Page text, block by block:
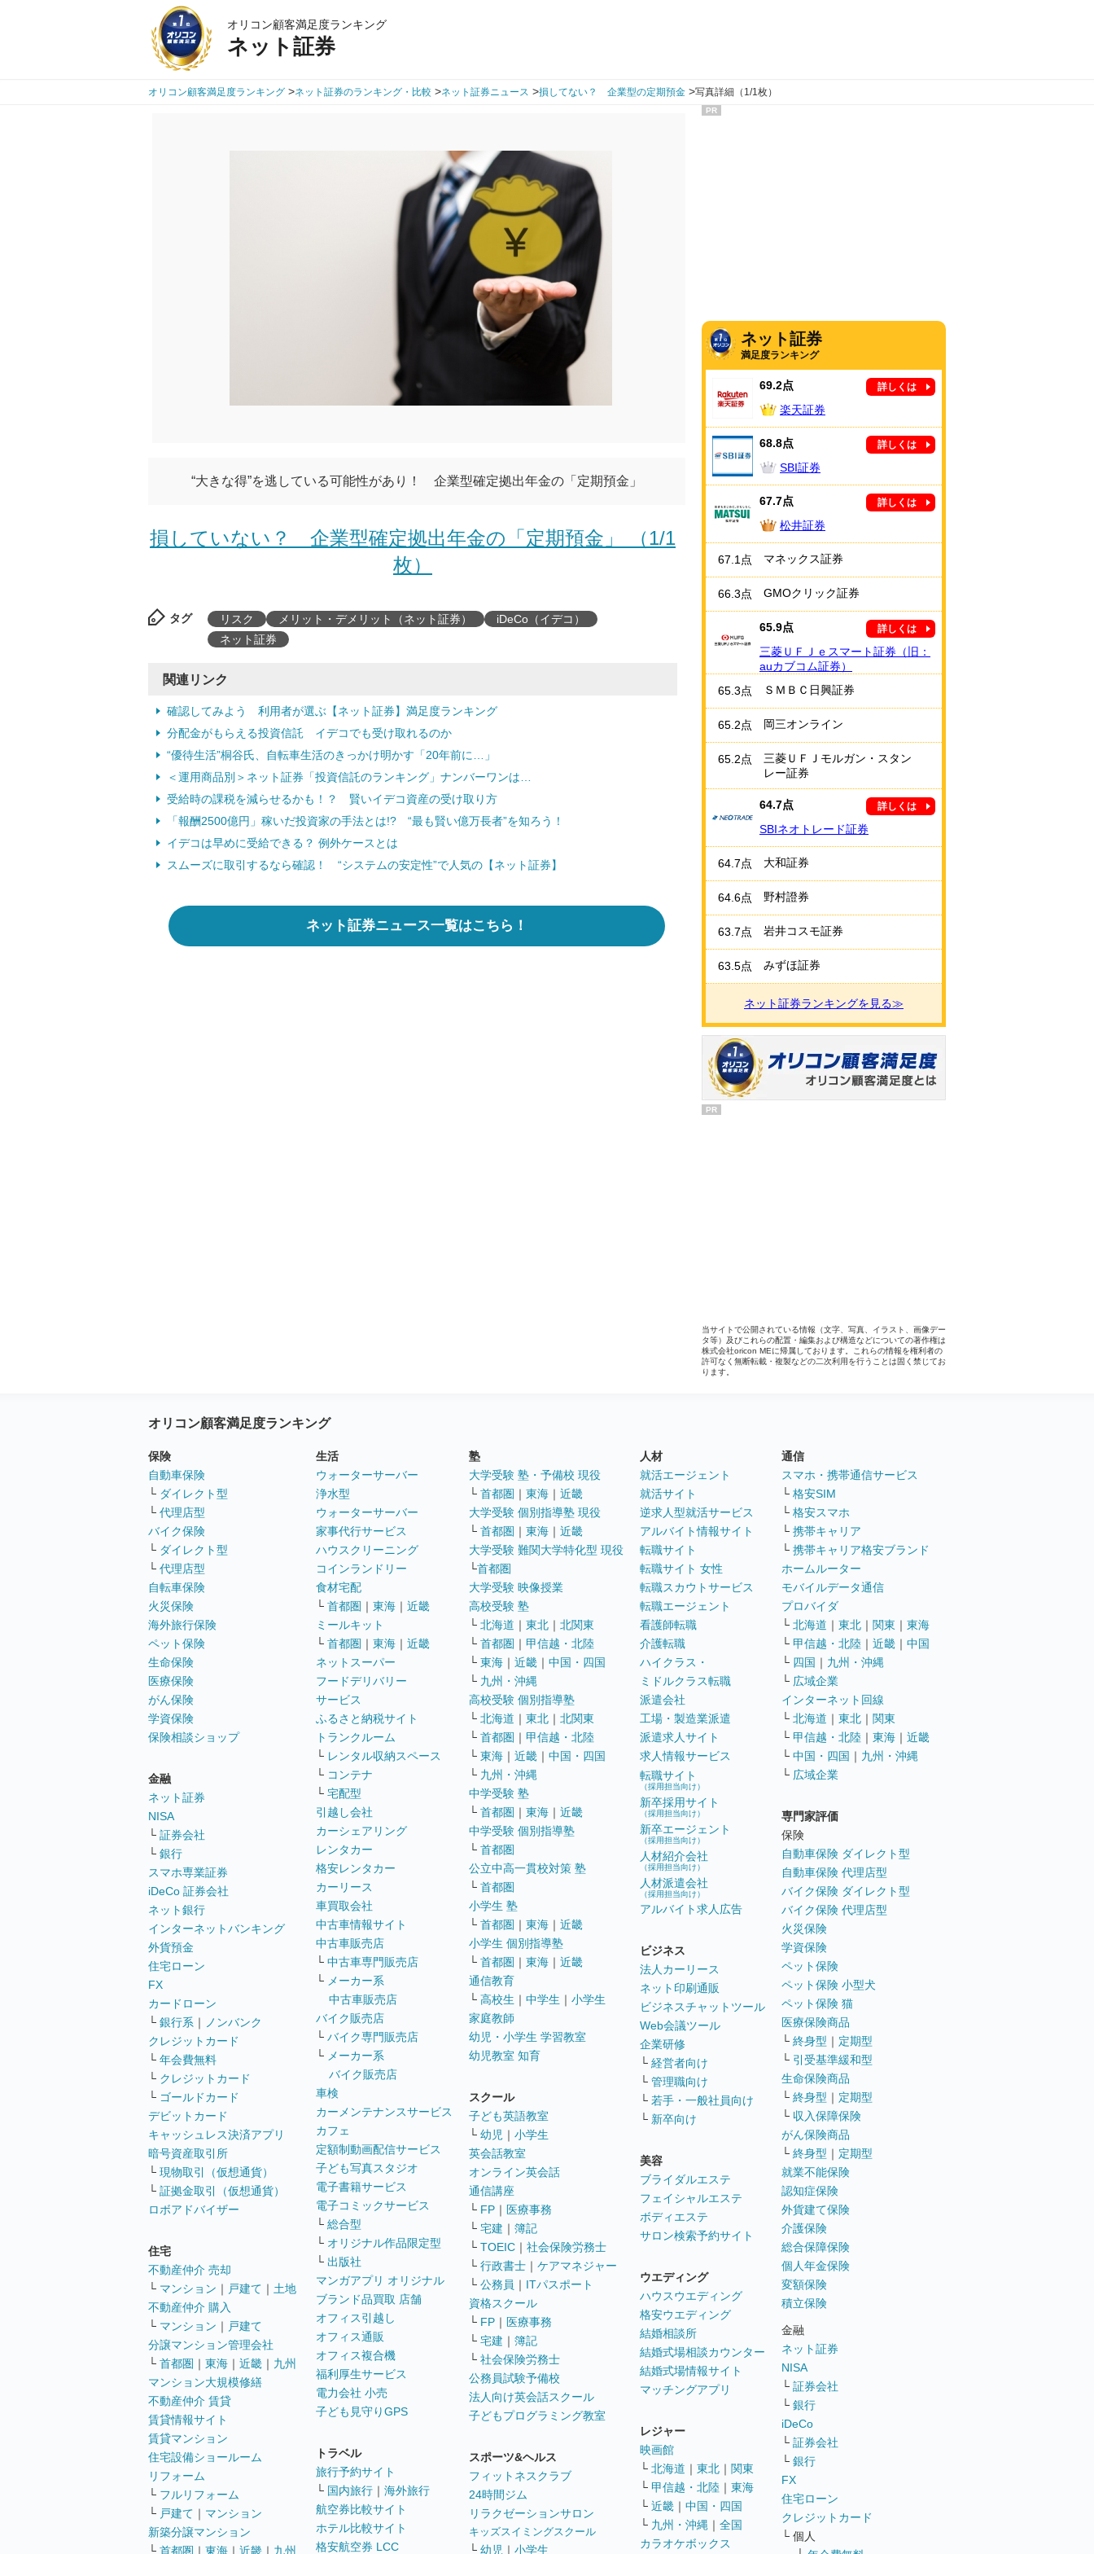
オリコン顧客満足度ランキング
ネット証券
オリコン顧客満足度ランキング >ネット証券のランキング・比較 >ネット証券ニュース >損してない？ 企業型の定期預金 >写真詳細（1/1枚）
“大きな得”を逃している可能性があり！ 企業型確定拠出年金の「定期預金」
損していない？ 企業型確定拠出年金の「定期預金」 （1/1
枚）
タグ リスク メリット・デメリット（ネット証券）
iDeCo（イデコ）
ネット証券
関連リンク
確認してみよう 利用者が選ぶ【ネット証券】満足度ランキング
分配金がもらえる投資信託 イデコでも受け取れるのか
“優待生活”桐谷氏、自転車生活のきっかけ明かす「20年前に…」
＜運用商品別＞ネット証券「投資信託のランキング」ナンバーワンは…
受給時の課税を減らせるかも！？ 賢いイデコ資産の受け取り方
「報酬2500億円」稼いだ投資家の手法とは!? “最も賢い億万長者”を知ろう！
イデコは早めに受給できる？ 例外ケースとは
スムーズに取引するなら確認！ “システムの安定性”で人気の【ネット証券】
ネット証券ニュース一覧はこちら！
PR
ネット証券
満足度ランキング
69.2点 詳しくは
楽天証券
68.8点 詳しくは
SBI証券
67.7点 詳しくは
松井証券
67.1点 マネックス証券
66.3点 GMOクリック証券
65.9点 詳しくは
三菱ＵＦＪｅスマート証券（旧：
auカブコム証券）
65.3点
ＳＭＢＣ日興証券
65.2点 岡三オンライン
65.2点
三菱ＵＦＪモルガン・スタン
レー証券
64.7点 詳しくは
SBIネオトレード証券
64.7点 大和証券
64.6点 野村證券
63.7点 岩井コスモ証券
63.5点 みずほ証券
ネット証券ランキングを見る≫
PR
当サイトで公開されている情報（文字、写真、イラスト、画像デー
タ等）及びこれらの配置・編集および構造などについての著作権は
株式会社oricon MEに帰属しております。これらの情報を権利者の
許可なく無断転載・複製などの二次利用を行うことは固く禁じてお
ります。
オリコン顧客満足度ランキング
保険
自動車保険
└ ダイレクト型
└ 代理店型
バイク保険
└ ダイレクト型
└ 代理店型
自転車保険
火災保険
海外旅行保険
ペット保険
生命保険
医療保険
がん保険
学資保険
保険相談ショップ
金融
ネット証券
NISA
└ 証券会社
└ 銀行
スマホ専業証券
iDeCo 証券会社
ネット銀行
インターネットバンキング
外貨預金
住宅ローン
FX
カードローン
└ 銀行系 ｜
ノンバンク
クレジットカード
└ 年会費無料
└ クレジットカード
└ ゴールドカード
デビットカード
キャッシュレス決済アプリ
暗号資産取引所
└ 現物取引（仮想通貨）
└ 証拠金取引（仮想通貨）
ロボアドバイザー
住宅
不動産仲介 売却
└ マンション ｜ 戸建て ｜ 土地
不動産仲介 購入
└ マンション ｜ 戸建て
分譲マンション管理会社
└ 首都圏 ｜ 東海 ｜ 近畿 ｜ 九州
マンション大規模修繕
不動産仲介 賃貸
賃貸情報サイト
賃貸マンション
住宅設備ショールーム
リフォーム
└ フルリフォーム
└ 戸建て ｜ マンション
新築分譲マンション
└ 首都圏 ｜ 東海 ｜ 近畿 ｜ 九州
生活
ウォーターサーバー
浄水型
ウォーターサーバー
家事代行サービス
ハウスクリーニング
コインランドリー
食材宅配
└ 首都圏 ｜ 東海 ｜ 近畿
ミールキット
└ 首都圏 ｜ 東海 ｜ 近畿
ネットスーパー
フードデリバリー
サービス
ふるさと納税サイト
トランクルーム
└ レンタル収納スペース
└ コンテナ
└ 宅配型
引越し会社
カーシェアリング
レンタカー
格安レンタカー
カーリース
車買取会社
中古車情報サイト
中古車販売店
└ 中古車専門販売店
└ メーカー系
中古車販売店
バイク販売店
└ バイク専門販売店
└ メーカー系
バイク販売店
車検
カーメンテナンスサービス
カフェ
定額制動画配信サービス
子ども写真スタジオ
電子書籍サービス
電子コミックサービス
└ 総合型
└ オリジナル作品限定型
└ 出版社
マンガアプリ オリジナル
ブランド品買取 店舗
オフィス引越し
オフィス通販
オフィス複合機
福利厚生サービス
電力会社 小売
子ども見守りGPS
トラベル
旅行予約サイト
└ 国内旅行 ｜ 海外旅行
航空券比較サイト
ホテル比較サイト
格安航空券 LCC
塾
大学受験 塾・予備校 現役
└ 首都圏 ｜ 東海 ｜ 近畿
大学受験 個別指導塾 現役
└ 首都圏 ｜ 東海 ｜ 近畿
大学受験 難関大学特化型 現役
└首都圏
大学受験 映像授業
高校受験 塾
└ 北海道 ｜ 東北 ｜ 北関東
└ 首都圏 ｜ 甲信越・北陸
└ 東海 ｜ 近畿 ｜ 中国・四国
└ 九州・沖縄
高校受験 個別指導塾
└ 北海道 ｜ 東北 ｜ 北関東
└ 首都圏 ｜ 甲信越・北陸
└ 東海 ｜ 近畿 ｜ 中国・四国
└ 九州・沖縄
中学受験 塾
└ 首都圏 ｜ 東海 ｜ 近畿
中学受験 個別指導塾
└ 首都圏
公立中高一貫校対策 塾
└ 首都圏
小学生 塾
└ 首都圏 ｜ 東海 ｜ 近畿
小学生 個別指導塾
└ 首都圏 ｜ 東海 ｜ 近畿
通信教育
└ 高校生 ｜ 中学生 ｜ 小学生
家庭教師
幼児・小学生 学習教室
幼児教室 知育
スクール
子ども英語教室
└ 幼児 ｜ 小学生
英会話教室
オンライン英会話
通信講座
└ FP ｜ 医療事務
└ 宅建 ｜ 簿記
└ TOEIC ｜ 社会保険労務士
└ 行政書士 ｜ ケアマネジャー
└ 公務員 ｜ ITパスポート
資格スクール
└ FP ｜ 医療事務
└ 宅建 ｜ 簿記
└ 社会保険労務士
公務員試験予備校
法人向け英会話スクール
子どもプログラミング教室
スポーツ&ヘルス
フィットネスクラブ
24時間ジム
リラクゼーションサロン
キッズスイミングスクール
└ 幼児 ｜ 小学生
人材
就活エージェント
就活サイト
逆求人型就活サービス
アルバイト情報サイト
転職サイト
転職サイト 女性
転職スカウトサービス
転職エージェント
看護師転職
介護転職
ハイクラス・
ミドルクラス転職
派遣会社
工場・製造業派遣
派遣求人サイト
求人情報サービス
転職サイト
（採用担当向け）
新卒採用サイト
（採用担当向け）
新卒エージェント
（採用担当向け）
人材紹介会社
（採用担当向け）
人材派遣会社
（採用担当向け）
アルバイト求人広告
ビジネス
法人カーリース
ネット印刷通販
ビジネスチャットツール
Web会議ツール
企業研修
└ 経営者向け
└ 管理職向け
└ 若手・一般社員向け
└ 新卒向け
美容
ブライダルエステ
フェイシャルエステ
ボディエステ
サロン検索予約サイト
ウエディング
ハウスウエディング
格安ウエディング
結婚相談所
結婚式場相談カウンター
結婚式場情報サイト
マッチングアプリ
レジャー
映画館
└ 北海道 ｜ 東北 ｜ 関東
└ 甲信越・北陸 ｜ 東海
└ 近畿 ｜ 中国・四国
└ 九州・沖縄 ｜ 全国
カラオケボックス
通信
スマホ・携帯通信サービス
└ 格安SIM
└ 格安スマホ
└ 携帯キャリア
└ 携帯キャリア格安ブランド
ホームルーター
モバイルデータ通信
プロバイダ
└ 北海道 ｜ 東北 ｜ 関東 ｜ 東海
└ 甲信越・北陸 ｜ 近畿 ｜ 中国
└ 四国 ｜ 九州・沖縄
└ 広域企業
インターネット回線
└ 北海道 ｜ 東北 ｜ 関東
└ 甲信越・北陸 ｜ 東海 ｜ 近畿
└ 中国・四国 ｜ 九州・沖縄
└ 広域企業
専門家評価
保険
自動車保険 ダイレクト型
自動車保険 代理店型
バイク保険 ダイレクト型
バイク保険 代理店型
火災保険
学資保険
ペット保険
ペット保険 小型犬
ペット保険 猫
医療保険商品
└ 終身型 ｜ 定期型
└ 引受基準緩和型
生命保険商品
└ 終身型 ｜ 定期型
└ 収入保障保険
がん保険商品
└ 終身型 ｜ 定期型
就業不能保険
認知症保険
外貨建て保険
介護保険
総合保障保険
個人年金保険
変額保険
積立保険
金融
ネット証券
NISA
└ 証券会社
└ 銀行
iDeCo
└ 証券会社
└ 銀行
FX
住宅ローン
クレジットカード
└ 個人